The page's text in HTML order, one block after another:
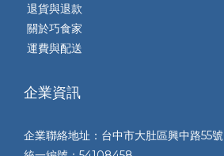
退貨與退款
關於巧食家
運費與配送
企業資訊
企業聯絡地址：台中市大肚區興中路55號